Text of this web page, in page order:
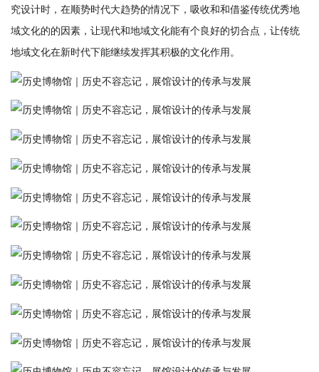
究设计时，在顺势时代大趋势的情况下，吸收和和借鉴传统优秀地
域文化的的因素，让现代和地域文化能有个良好的切合点，让传统
地域文化在新时代下能继续发挥其积极的文化作用。